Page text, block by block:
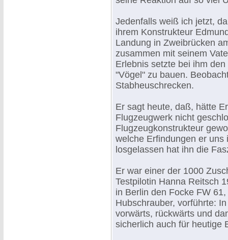
Jedenfalls weiß ich jetzt,
ihrem Konstrukteur
Landung in Zweibrücken
zusammen mit seinem
Erlebnis setzte bei ihm
"Vögel" zu bauen.
Stabheuschrecken.
Er sagt heute, daß, hätte
Flugzeugwerk nicht
Flugzeugkonstrukteur
welche Erfindungen er
losgelassen hat ihn die
Er war einer der 1000
Testpilotin Hanna Reitsch
in Berlin den Focke FW
Hubschrauber, vorführte:
vorwärts, rückwärts und
sicherlich auch für heutige